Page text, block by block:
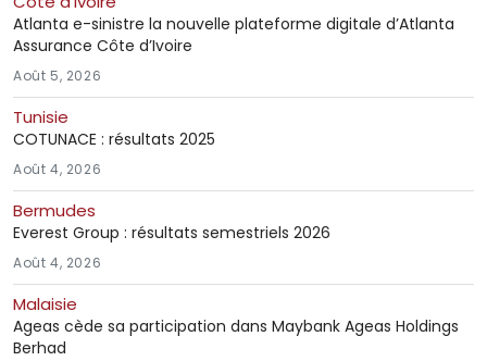
Atlanta e-sinistre la nouvelle plateforme digitale d’Atlanta
Assurance Côte d’Ivoire
Août 5, 2026
Tunisie
COTUNACE : résultats 2025
Août 4, 2026
Bermudes
Everest Group : résultats semestriels 2026
Août 4, 2026
Malaisie
Ageas cède sa participation dans Maybank Ageas Holdings
Berhad